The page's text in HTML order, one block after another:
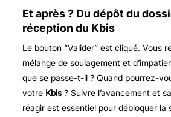
Et après ? Du dépôt du
réception du Kbis
Le bouton “Valider” est cliqué. Vous
mélange de soulagement et
que se passe-t-il ? Quand pourrez-
votre Kbis? Suivre l’avancement et
réagir est essentiel pour débloquer la